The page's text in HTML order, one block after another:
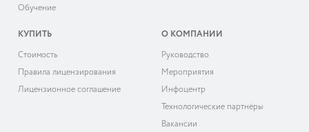
Обучение
КУПИТЬ
Cтоимость
Правила лицензирования
Лицензионное соглашение
О КОМПАНИИ
Руководство
Мероприятия
Инфоцентр
Технологические партнёры
Вакансии